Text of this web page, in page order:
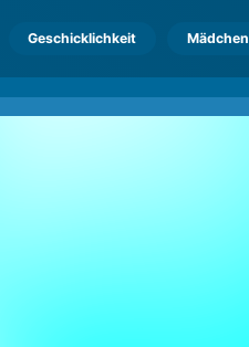
Geschicklichkeit Mädchen